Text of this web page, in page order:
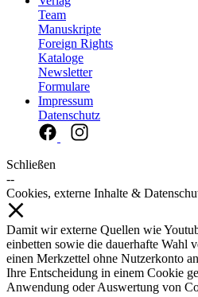
Team
Manuskripte
Foreign Rights
Kataloge
Newsletter
Formulare
Impressum
Datenschutz
Schließen
--
Cookies, externe Inhalte &
Damit wir externe Quellen wie
einbetten sowie die dauerhafte Wahl
einen Merkzettel ohne Nutzerkonto
Ihre Entscheidung in einem Cookie
Anwendung oder Auswertung von